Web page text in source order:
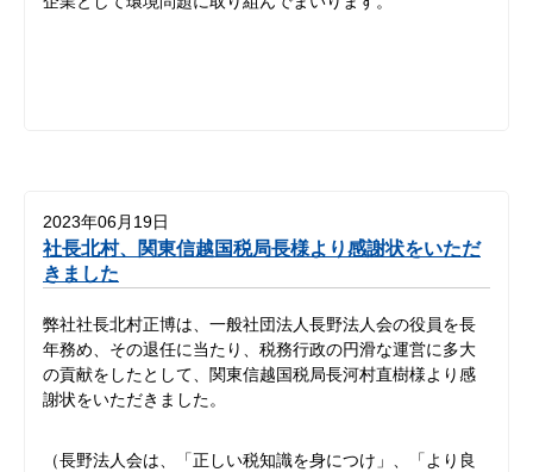
2023年06月19日
社長北村、関東信越国税局長様より感謝状をいただ
きました
弊社社長北村正博は、一般社団法人長野法人会の役員を長
年務め、その退任に当たり、税務行政の円滑な運営に多大
の貢献をしたとして、関東信越国税局長河村直樹様より感
謝状をいただきました。
（長野法人会は、「正しい税知識を身につけ」、「より良